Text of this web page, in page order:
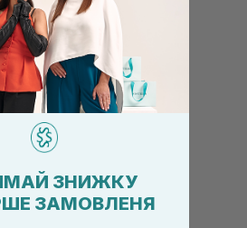
ЗНИЖКУ
ЗАМОВЛЕНЯ